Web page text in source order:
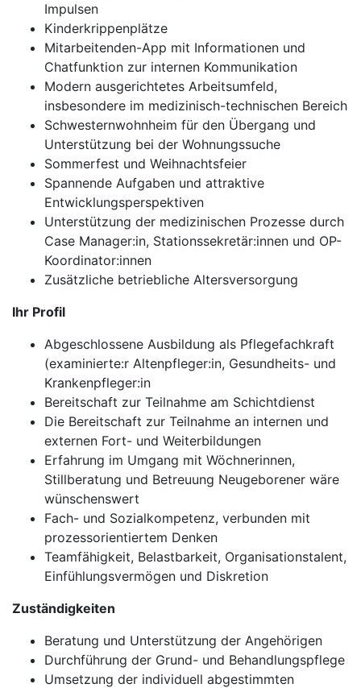
Impulsen
Kinderkrippenplätze
Mitarbeitenden-App mit Informationen und
Chatfunktion zur internen Kommunikation
Modern ausgerichtetes Arbeitsumfeld,
insbesondere im medizinisch-technischen Bereich
Schwesternwohnheim für den Übergang und
Unterstützung bei der Wohnungssuche
Sommerfest und Weihnachtsfeier
Spannende Aufgaben und attraktive
Entwicklungsperspektiven
Unterstützung der medizinischen Prozesse durch
Case Manager:in, Stationssekretär:innen und OP-
Koordinator:innen
Zusätzliche betriebliche Altersversorgung
Ihr Profil
Abgeschlossene Ausbildung als Pflegefachkraft
(examinierte:r Altenpfleger:in, Gesundheits- und
Krankenpfleger:in
Bereitschaft zur Teilnahme am Schichtdienst
Die Bereitschaft zur Teilnahme an internen und
externen Fort- und Weiterbildungen
Erfahrung im Umgang mit Wöchnerinnen,
Stillberatung und Betreuung Neugeborener wäre
wünschenswert
Fach- und Sozialkompetenz, verbunden mit
prozessorientiertem Denken
Teamfähigkeit, Belastbarkeit, Organisationstalent,
Einfühlungsvermögen und Diskretion
Zuständigkeiten
Beratung und Unterstützung der Angehörigen
Durchführung der Grund- und Behandlungspflege
Umsetzung der individuell abgestimmten